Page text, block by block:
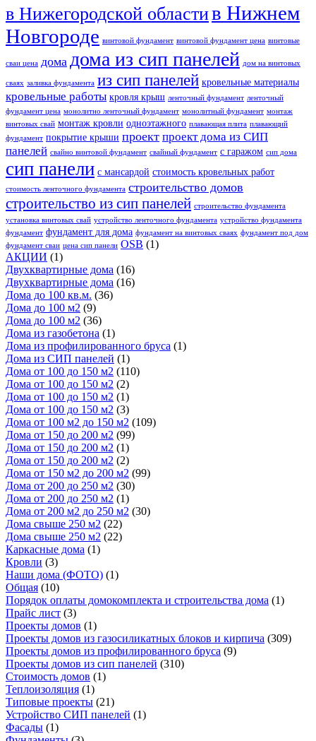
в Нижегородской областив Нижнем
Новгороде винтовой фундамент винтовой фундамент цена винтовые
сваи цена дома дома из сип панелей дом на винтовых
сваях заливка фундамента из сип панелей кровельные материалы
кровельные работы кровля крыш ленточный фундамент ленточный
фундамент цена монолитно ленточный фундамент монолитный фундамент монтаж
винтовых свай монтаж кровли одноэтажного плавающая плита плавающий
фундамент покрытие крыши проект проект дома из СИП
панелей свайно винтовой фундамент свайный фундамент с гаражом сип дома
сип панели с мансардой стоимость кровельных работ
стоимость ленточного фундамента строительство домов
строительство из сип панелей строительство фундамента
установка винтовых свай устройство ленточного фундамента устройство фундамента
фундамент фундамент для дома фундамент на винтовых сваях фундамент под дом
фундамент сваи цена сип панели OSB (1)
АКЦИИ (1)
Двухквартирные дома (16)
Двухквартирные дома (16)
Дома до 100 кв.м. (36)
Дома до 100 м2 (9)
Дома до 100 м2 (36)
Дома из газобетона (1)
Дома из профилированного бруса (1)
Дома из СИП панелей (1)
Дома от 100 до 150 м2 (110)
Дома от 100 до 150 м2 (2)
Дома от 100 до 150 м2 (1)
Дома от 100 до 150 м2 (3)
Дома от 100 м2 до 150 м2 (109)
Дома от 150 до 200 м2 (99)
Дома от 150 до 200 м2 (1)
Дома от 150 до 200 м2 (2)
Дома от 150 м2 до 200 м2 (99)
Дома от 200 до 250 м2 (30)
Дома от 200 до 250 м2 (1)
Дома от 200 м2 до 250 м2 (30)
Дома свыше 250 м2 (22)
Дома свыше 250 м2 (22)
Каркасные дома (1)
Кровли (3)
Наши дома (ФОТО) (1)
Общая (10)
Порядок оплаты домокомплекта и строительства дома (1)
Прайс лист (3)
Проекты домов (1)
Проекты домов из газосиликатных блоков и кирпича (309)
Проекты домов из профилированного бруса (9)
Проекты домов из сип панелей (310)
Стоимость домов (1)
Теплоизоляция (1)
Типовые проекты (21)
Устройство СИП панелей (1)
Фасады (1)